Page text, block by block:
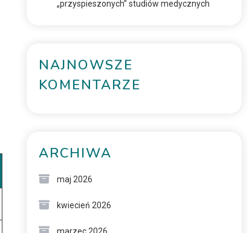
„przyspieszonych” studiów medycznych
NAJNOWSZE
KOMENTARZE
ARCHIWA
maj 2026
kwiecień 2026